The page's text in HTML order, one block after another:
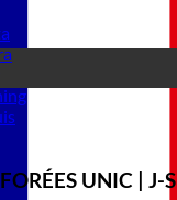
UNIC | J-S